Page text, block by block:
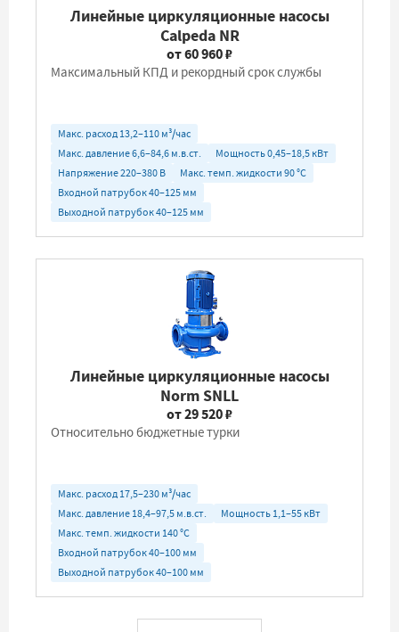
Линейные циркуляционные насосы
Calpeda NR
от 60 960 ₽
Максимальный КПД и рекордный срок службы
Макс. расход 13,2–110 м³/час
Макс. давление 6,6–84,6 м.в.ст.
Мощность 0,45–18,5 кВт
Напряжение 220–380 В
Макс. темп. жидкости 90 °C
Входной патрубок 40–125 мм
Выходной патрубок 40–125 мм
Линейные циркуляционные насосы
Norm SNLL
от 29 520 ₽
Относительно бюджетные турки
Макс. расход 17,5–230 м³/час
Макс. давление 18,4–97,5 м.в.ст.
Мощность 1,1–55 кВт
Макс. темп. жидкости 140 °C
Входной патрубок 40–100 мм
Выходной патрубок 40–100 мм